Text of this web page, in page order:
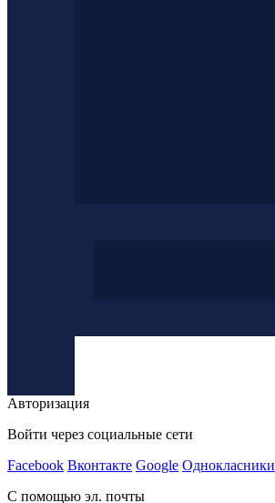
Авторизация
Войти через социальные сети
Facebook Вконтакте Google Однокласники
С помощью эл. почты